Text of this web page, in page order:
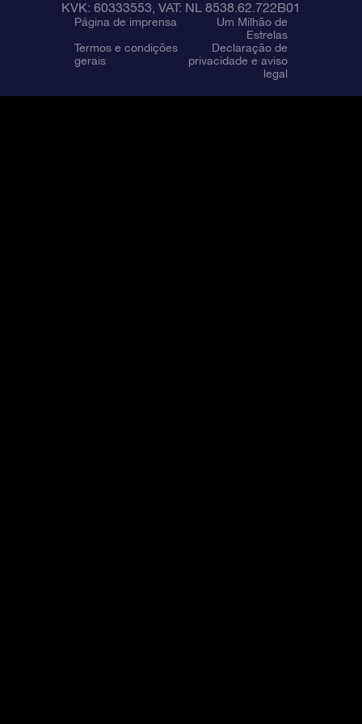
KVK: 60333553, VAT: NL 8538.62.722B01
Página de imprensa
Um Milhão de
Estrelas
Termos e condições
gerais
Declaração de
privacidade e aviso
legal